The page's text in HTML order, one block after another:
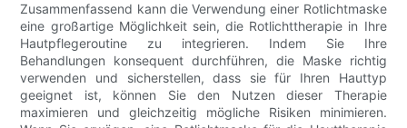
Zusammenfassend kann die Verwendung einer Rotlichtmaske
eine großartige Möglichkeit sein, die Rotlichttherapie in Ihre
Hautpflegeroutine zu integrieren. Indem Sie Ihre
Behandlungen konsequent durchführen, die Maske richtig
verwenden und sicherstellen, dass sie für Ihren Hauttyp
geeignet ist, können Sie den Nutzen dieser Therapie
maximieren und gleichzeitig mögliche Risiken minimieren.